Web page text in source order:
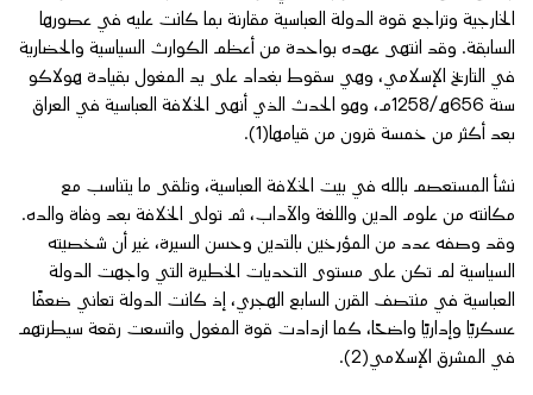
الخارجية وتراجع قوة الدولة العباسية مقارنة بما كانت عليه في عصورها
السابقة. وقد انتهى عهده بواحدة من أعظم الكوارث السياسية والحضارية
في التاريخ الإسلامي، وهي سقوط بغداد على يد المغول بقيادة هولاكو
سنة 656هـ/1258م، وهو الحدث الذي أنهى الخلافة العباسية في العراق
بعد أكثر من خمسة قرون من قيامها(1).
نشأ المستعصم بالله في بيت الخلافة العباسية، وتلقى ما يتناسب مع
مكانته من علوم الدين واللغة والآداب، ثم تولى الخلافة بعد وفاة والده.
وقد وصفه عدد من المؤرخين بالتدين وحسن السيرة، غير أن شخصيته
السياسية لم تكن على مستوى التحديات الخطيرة التي واجهت الدولة
العباسية في منتصف القرن السابع الهجري، إذ كانت الدولة تعاني ضعفًا
عسكريًا وإداريًا واضحًا، كما ازدادت قوة المغول واتسعت رقعة سيطرتهم
في المشرق الإسلامي(2).